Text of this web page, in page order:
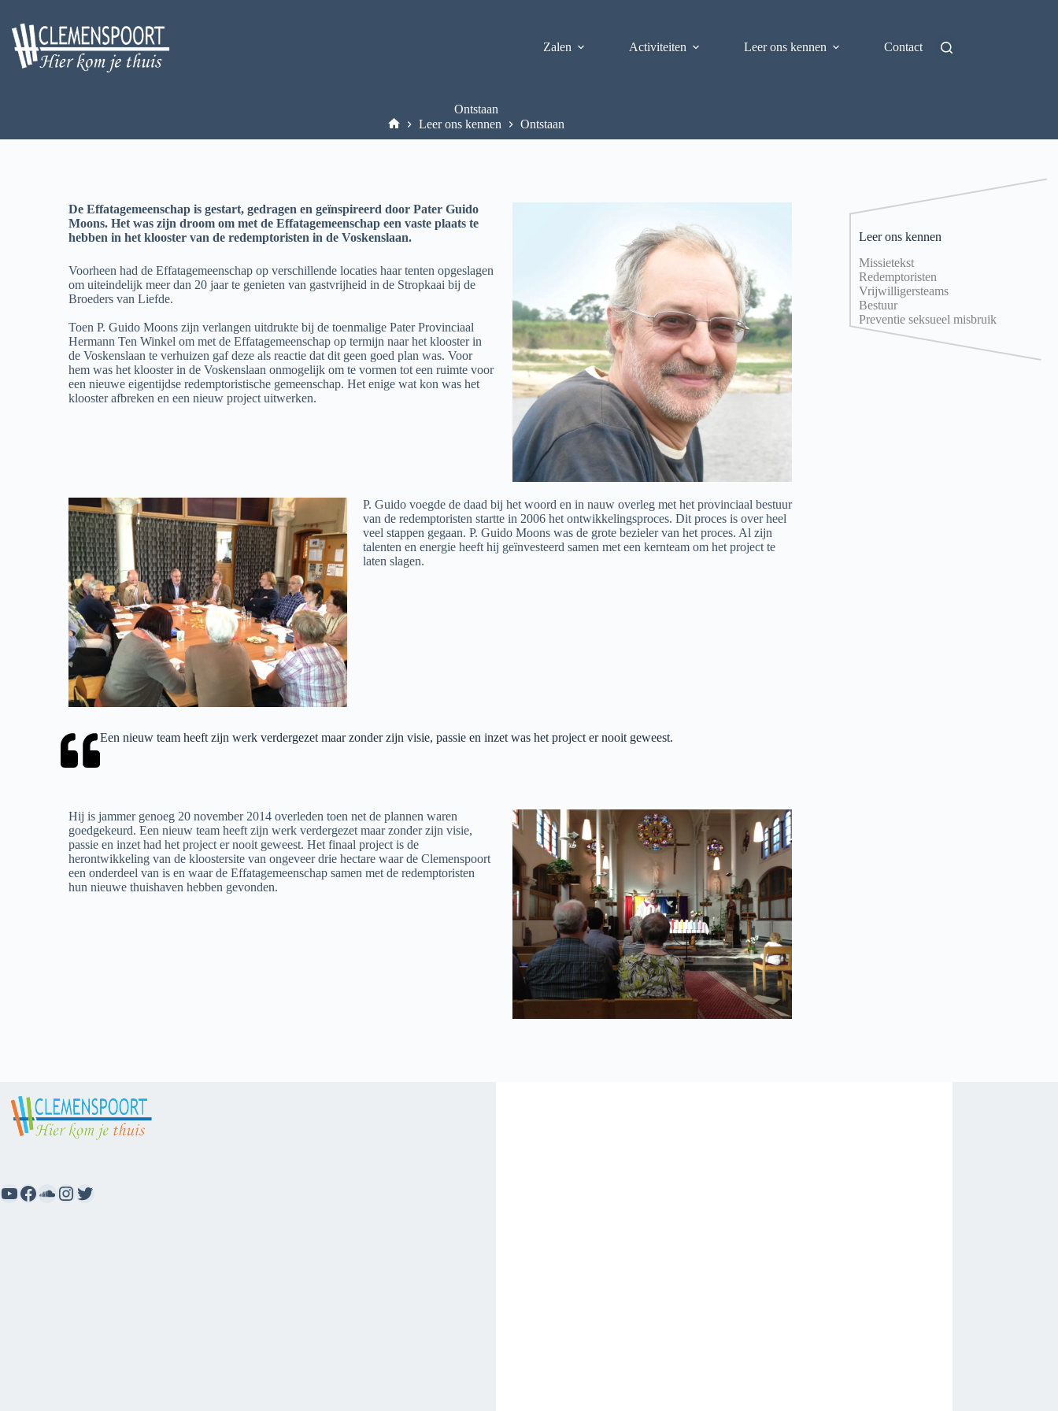
Zalen Activiteiten Leer ons kennen Contact
Ontstaan
Leer ons kennen
Ontstaan
De Effatagemeenschap is gestart, gedragen en geïnspireerd door Pater Guido
Moons. Het was zijn droom om met de Effatagemeenschap een vaste plaats te
hebben in het klooster van de redemptoristen in de Voskenslaan.
Voorheen had de Effatagemeenschap op verschillende locaties haar tenten opgeslagen
om uiteindelijk meer dan 20 jaar te genieten van gastvrijheid in de Stropkaai bij de
Broeders van Liefde.
Toen P. Guido Moons zijn verlangen uitdrukte bij de toenmalige Pater Provinciaal
Hermann Ten Winkel om met de Effatagemeenschap op termijn naar het klooster in
de Voskenslaan te verhuizen gaf deze als reactie dat dit geen goed plan was. Voor
hem was het klooster in de Voskenslaan onmogelijk om te vormen tot een ruimte voor
een nieuwe eigentijdse redemptoristische gemeenschap. Het enige wat kon was het
klooster afbreken en een nieuw project uitwerken.
P. Guido voegde de daad bij het woord en in nauw overleg met het provinciaal bestuur
van de redemptoristen startte in 2006 het ontwikkelingsproces. Dit proces is over heel
veel stappen gegaan. P. Guido Moons was de grote bezieler van het proces. Al zijn
talenten en energie heeft hij geïnvesteerd samen met een kernteam om het project te
laten slagen.
Een nieuw team heeft zijn werk verdergezet maar zonder zijn visie, passie en inzet was het project er nooit geweest.
Hij is jammer genoeg 20 november 2014 overleden toen net de plannen waren
goedgekeurd. Een nieuw team heeft zijn werk verdergezet maar zonder zijn visie,
passie en inzet had het project er nooit geweest. Het finaal project is de
herontwikkeling van de kloostersite van ongeveer drie hectare waar de Clemenspoort
een onderdeel van is en waar de Effatagemeenschap samen met de redemptoristen
hun nieuwe thuishaven hebben gevonden.
Leer ons kennen
Missietekst
Redemptoristen
Vrijwilligersteams
Bestuur
Preventie seksueel misbruik